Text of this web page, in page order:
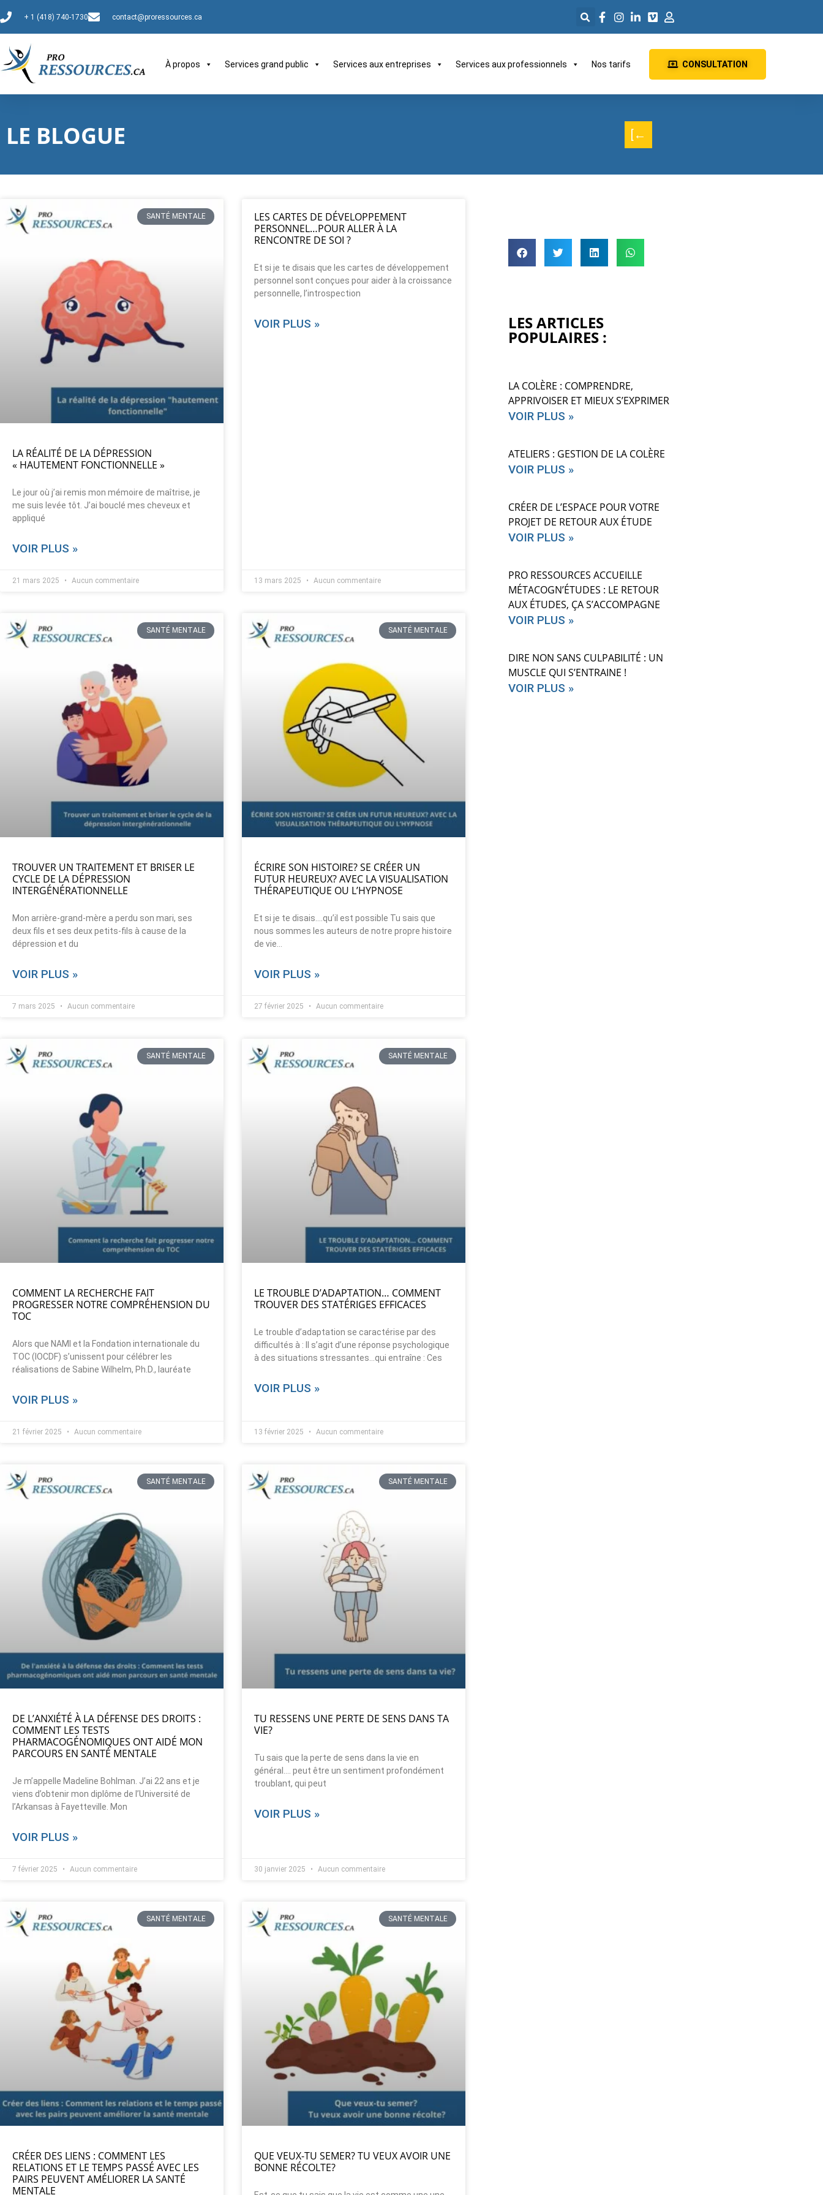
+ 1 (418) 740-1730 contact@proressources.ca
À propos Services grand public Services aux entreprises Services aux professionnels Nos tarifs CONSULTATION
LE BLOGUE [←
SANTÉ MENTALE
LA RÉALITÉ DE LA DÉPRESSION
« HAUTEMENT FONCTIONNELLE »
Le jour où j’ai remis mon mémoire de maîtrise, je
me suis levée tôt. J’ai bouclé mes cheveux et
appliqué
VOIR PLUS »
21 mars 2025 Aucun commentaire
LES CARTES DE DÉVELOPPEMENT
PERSONNEL…POUR ALLER À LA
RENCONTRE DE SOI ?
Et si je te disais que les cartes de développement
personnel sont conçues pour aider à la croissance
personnelle, l’introspection
VOIR PLUS »
13 mars 2025 Aucun commentaire
SANTÉ MENTALE
TROUVER UN TRAITEMENT ET BRISER LE
CYCLE DE LA DÉPRESSION
INTERGÉNÉRATIONNELLE
Mon arrière-grand-mère a perdu son mari, ses
deux fils et ses deux petits-fils à cause de la
dépression et du
VOIR PLUS »
7 mars 2025 Aucun commentaire
SANTÉ MENTALE
ÉCRIRE SON HISTOIRE? SE CRÉER UN
FUTUR HEUREUX? AVEC LA VISUALISATION
THÉRAPEUTIQUE OU L’HYPNOSE
Et si je te disais….qu’il est possible Tu sais que
nous sommes les auteurs de notre propre histoire
de vie…
VOIR PLUS »
27 février 2025 Aucun commentaire
SANTÉ MENTALE
COMMENT LA RECHERCHE FAIT
PROGRESSER NOTRE COMPRÉHENSION DU
TOC
Alors que NAMI et la Fondation internationale du
TOC (IOCDF) s’unissent pour célébrer les
réalisations de Sabine Wilhelm, Ph.D., lauréate
VOIR PLUS »
21 février 2025 Aucun commentaire
SANTÉ MENTALE
LE TROUBLE D’ADAPTATION… COMMENT
TROUVER DES STATÉRIGES EFFICACES
Le trouble d’adaptation se caractérise par des
difficultés à : Il s’agit d’une réponse psychologique
à des situations stressantes…qui entraîne : Ces
VOIR PLUS »
13 février 2025 Aucun commentaire
SANTÉ MENTALE
DE L’ANXIÉTÉ À LA DÉFENSE DES DROITS :
COMMENT LES TESTS
PHARMACOGÉNOMIQUES ONT AIDÉ MON
PARCOURS EN SANTÉ MENTALE
Je m’appelle Madeline Bohlman. J’ai 22 ans et je
viens d’obtenir mon diplôme de l’Université de
l’Arkansas à Fayetteville. Mon
VOIR PLUS »
7 février 2025 Aucun commentaire
SANTÉ MENTALE
TU RESSENS UNE PERTE DE SENS DANS TA
VIE?
Tu sais que la perte de sens dans la vie en
général…. peut être un sentiment profondément
troublant, qui peut
VOIR PLUS »
30 janvier 2025 Aucun commentaire
SANTÉ MENTALE
CRÉER DES LIENS : COMMENT LES
RELATIONS ET LE TEMPS PASSÉ AVEC LES
PAIRS PEUVENT AMÉLIORER LA SANTÉ
MENTALE
SANTÉ MENTALE
QUE VEUX-TU SEMER? TU VEUX AVOIR UNE
BONNE RÉCOLTE?
LES ARTICLES
POPULAIRES :
LA COLÈRE : COMPRENDRE,
APPRIVOISER ET MIEUX S’EXPRIMER
VOIR PLUS »
ATELIERS : GESTION DE LA COLÈRE
VOIR PLUS »
CRÉER DE L’ESPACE POUR VOTRE
PROJET DE RETOUR AUX ÉTUDE
VOIR PLUS »
PRO RESSOURCES ACCUEILLE
MÉTACOGN’ÉTUDES : LE RETOUR
AUX ÉTUDES, ÇA S’ACCOMPAGNE
VOIR PLUS »
DIRE NON SANS CULPABILITÉ : UN
MUSCLE QUI S’ENTRAINE !
VOIR PLUS »